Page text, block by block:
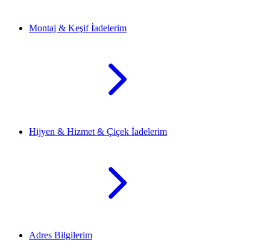
Montaj & Keşif İadelerim
Hijyen & Hizmet & Çiçek İadelerim
Adres Bilgilerim